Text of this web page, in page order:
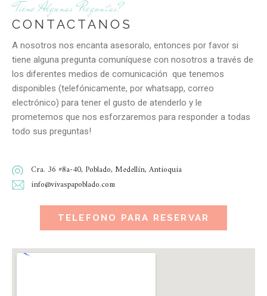
Tiene Algunas Preguntas?
CONTACTANOS
A nosotros nos encanta asesoralo, entonces por favor si
tiene alguna pregunta comuníquese con nosotros a través de
los diferentes medios de comunicación que tenemos
disponibles (telefónicamente, por whatsapp, correo
electrónico) para tener el gusto de atenderlo y le
prometemos que nos esforzaremos para responder a todas
todo sus preguntas!
Cra. 36 #8a-40, Poblado, Medellín, Antioquia
info@vivaspapoblado.com
TELEFONO PARA RESERVAR